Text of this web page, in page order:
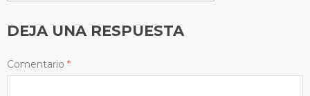
DEJA UNA RESPUESTA
Comentario *